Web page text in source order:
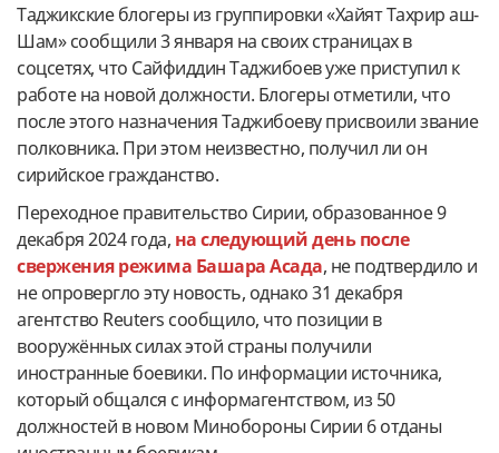
Таджикские блогеры из группировки «Хайят Тахрир аш-
Шам» сообщили 3 января на своих страницах в
соцсетях, что Сайфиддин Таджибоев уже приступил к
работе на новой должности. Блогеры отметили, что
после этого назначения Таджибоеву присвоили звание
полковника. При этом неизвестно, получил ли он
сирийское гражданство.
Переходное правительство Сирии, образованное 9
декабря 2024 года, на следующий день после
свержения режима Башара Асада, не подтвердило и
не опровергло эту новость, однако 31 декабря
агентство Reuters сообщило, что позиции в
вооружённых силах этой страны получили
иностранные боевики. По информации источника,
который общался с информагентством, из 50
должностей в новом Минобороны Сирии 6 отданы